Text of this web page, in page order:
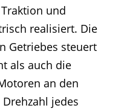
und
realisiert. Die
Getriebes steuert
als auch die
an den
jedes